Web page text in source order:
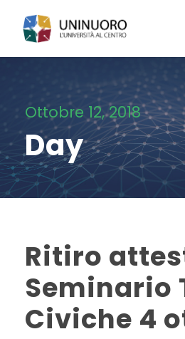
Ottobre 12, 2018
Day
Ritiro
Seminario
Civiche 4